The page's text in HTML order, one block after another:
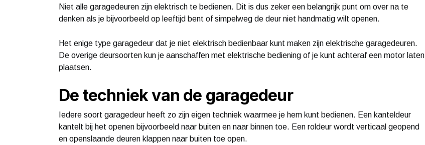
Niet alle garagedeuren zijn elektrisch te bedienen. Dit is dus zeker een belangrijk punt om over na te
denken als je bijvoorbeeld op leeftijd bent of simpelweg de deur niet handmatig wilt openen.
Het enige type garagedeur dat je niet elektrisch bedienbaar kunt maken zijn elektrische garagedeuren.
De overige deursoorten kun je aanschaffen met elektrische bediening of je kunt achteraf een motor laten
plaatsen.
De techniek van de garagedeur
Iedere soort garagedeur heeft zo zijn eigen techniek waarmee je hem kunt bedienen. Een kanteldeur
kantelt bij het openen bijvoorbeeld naar buiten en naar binnen toe. Een roldeur wordt verticaal geopend
en openslaande deuren klappen naar buiten toe open.